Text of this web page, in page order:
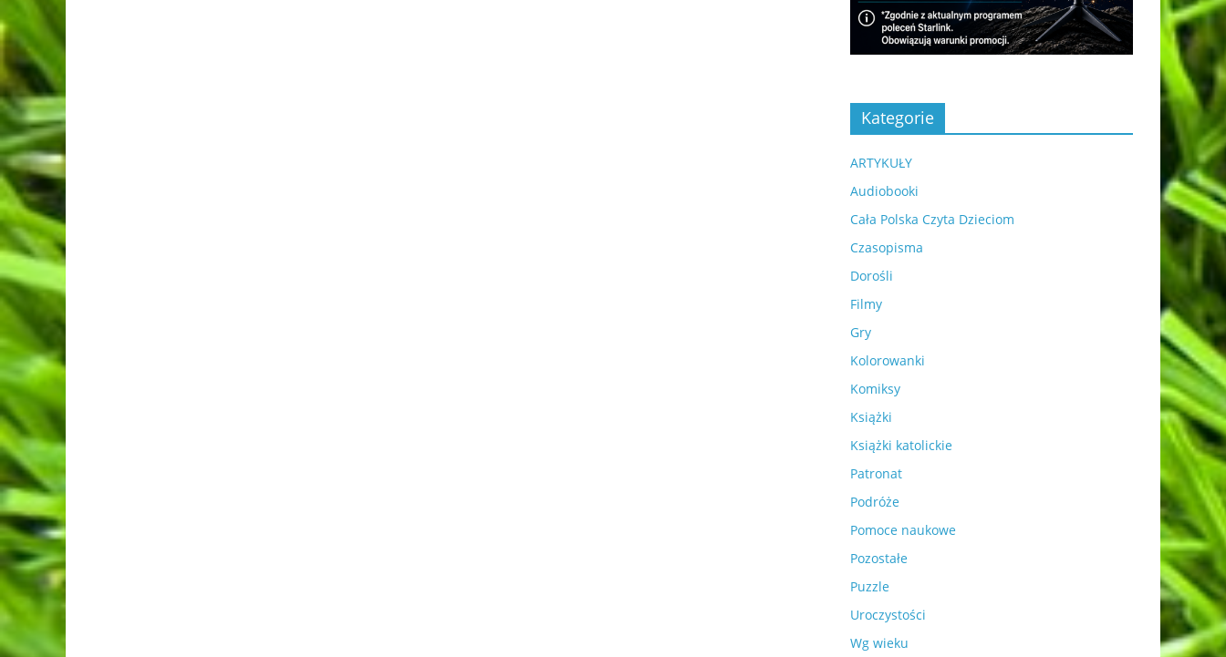
Kategorie
ARTYKUŁY
Audiobooki
Cała Polska Czyta Dzieciom
Czasopisma
Dorośli
Filmy
Gry
Kolorowanki
Komiksy
Książki
Książki katolickie
Patronat
Podróże
Pomoce naukowe
Pozostałe
Puzzle
Uroczystości
Wg wieku